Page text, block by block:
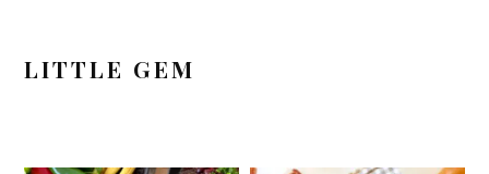
LITTLE GEM